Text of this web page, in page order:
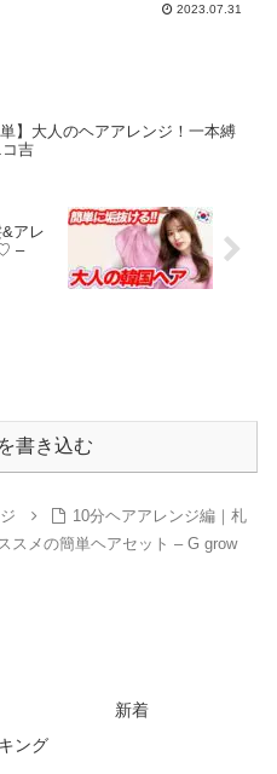
2023.07.31
単】大人のヘアアレンジ！一本縛
吉
アレ
–
書き込む
10分ヘアアレンジ編｜札
スメの簡単ヘアセット – G grow
新着
ング